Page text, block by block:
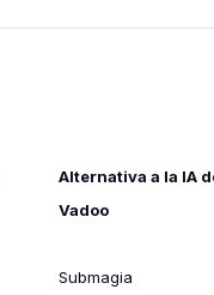
Alternativa a la IA
Vadoo
Submagia